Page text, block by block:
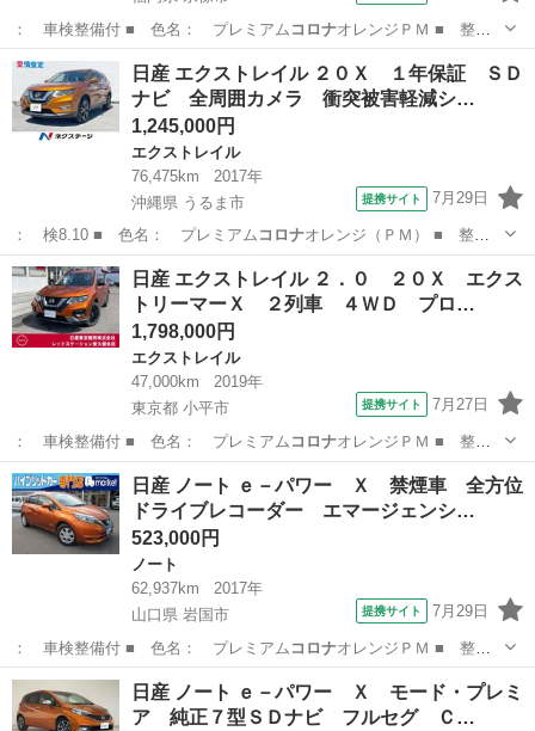
： 車検整備付 ■ 色名： プレミアム コロナオレンジＰＭ ■ 整
備： 整備付 ■ …
福岡 宗像市 ノート
日産 エクストレイル ２０Ｘ １年保証 ＳＤ
ナビ 全周囲カメラ 衝突被害軽減シ…
1,245,000円
エクストレイル
76,475km
2017年
沖縄県 うるま市
提携サイト 7月29日
： 検8.10 ■ 色名： プレミアム コロナオレンジ（ＰＭ） ■ 整
備： 整備付 …
沖縄 うるま市 エクストレイル
日産 エクストレイル ２．０ ２０Ｘ エクス
トリーマーＸ ２列車 ４ＷＤ プロ…
1,798,000円
エクストレイル
47,000km
2019年
東京都 小平市
提携サイト 7月27日
： 車検整備付 ■ 色名： プレミアム コロナオレンジＰＭ ■ 整
備： 整備付 ■ …
東京 小平市 エクストレイル
日産 ノート ｅ－パワー Ｘ 禁煙車 全方位
ドライブレコーダー エマージェンシ…
523,000円
ノート
62,937km
2017年
山口県 岩国市
提携サイト 7月29日
： 車検整備付 ■ 色名： プレミアム コロナオレンジＰＭ ■ 整
備： 整備付 ■ …
山口 岩国市 ノート
日産 ノート ｅ－パワー Ｘ モード・プレミ
ア 純正７型ＳＤナビ フルセグ Ｃ…